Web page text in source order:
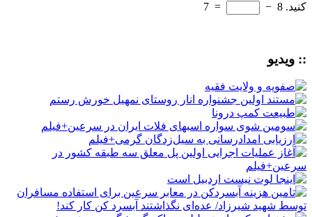
کنید. 8
−
=
7
:: ویدیو